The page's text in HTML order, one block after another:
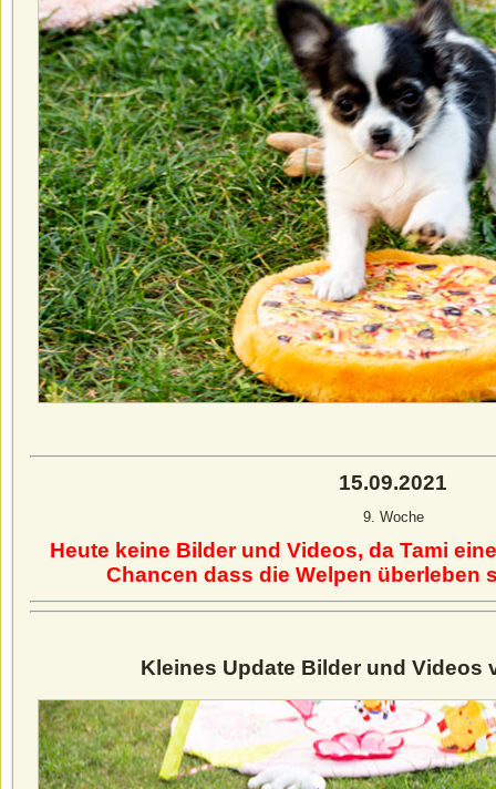
15.09.2021
9. Woche
Heute keine Bilder und Videos, da Tami
Chancen dass die Welpen überleben
Kleines Update Bilder und Videos